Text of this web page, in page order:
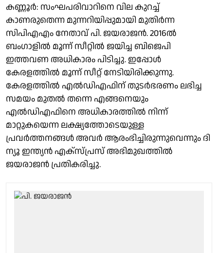
കണ്ണൂർ: സംഘപരിവാറിനെ വില കുറച്ച്
കാണരുതെന്ന മുന്നറിയിപ്പുമായി മുതിർന്ന
സിപിഎഎം നേതാവ് പി. ജയരാജൻ. 2016ൽ
ബംഗാളിൽ മൂന്ന് സീറ്റിൽ ജയിച്ച ബിജെപി
ഇത്തവണ അധികാരം പിടിച്ചു. ഇപ്പോൾ
കേരളത്തിൽ മൂന്ന് സീറ്റ് നേടിയിരിക്കുന്നു.
കേരളത്തിൽ എൽഡിഎഫിന് തുടർഭരണം ലഭിച്ച
സമയം മുതൽ തന്നെ എങ്ങനെയും
എൽഡിഎഫിനെ അധികാരത്തിൽ നിന്ന്
മാറ്റുകയെന്ന ലക്ഷ്യത്തോടെയുള്ള
പ്രവർത്തനങ്ങൾ അവർ ആരംഭിച്ചിരുന്നുവെന്നും ദി
ന്യൂ ഇന്ത്യൻ എക്സ്പ്രസ് അഭിമുഖത്തിൽ
ജയരാജൻ പ്രതികരിച്ചു.